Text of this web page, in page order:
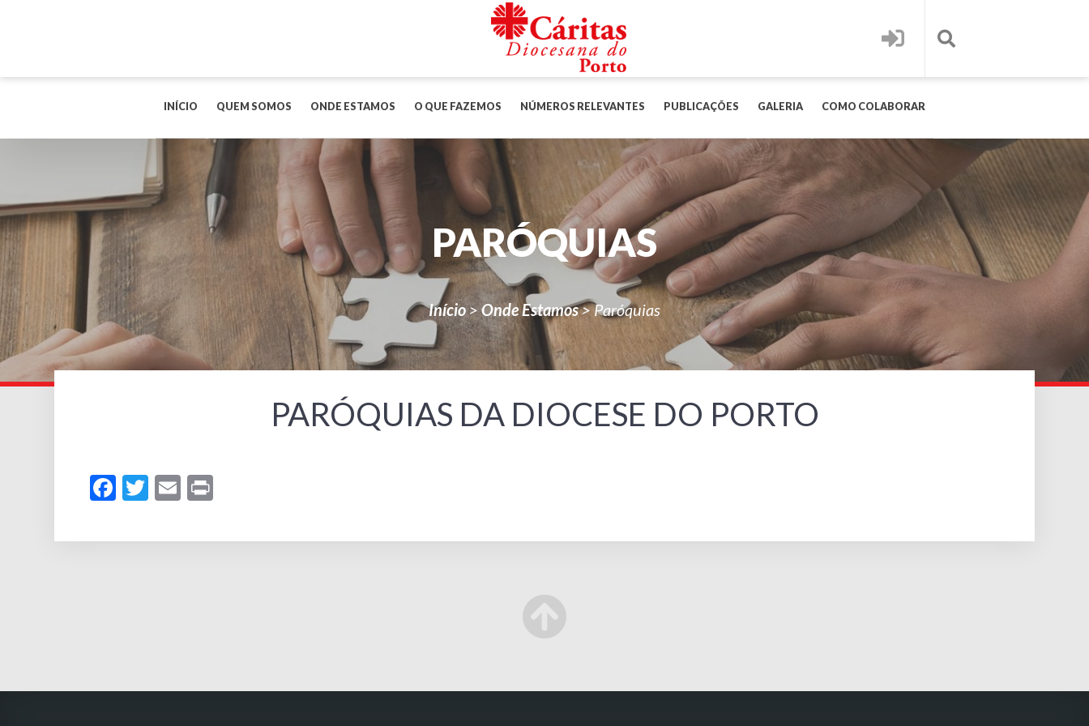
INÍCIO QUEM SOMOS ONDE ESTAMOS O QUE FAZEMOS NÚMEROS RELEVANTES PUBLICAÇÕES GALERIA COMO COLABORAR
PARÓQUIAS
Início>Onde Estamos>Paróquias
PARÓQUIAS DA DIOCESE DO PORTO
Facebook
Twitter
Email